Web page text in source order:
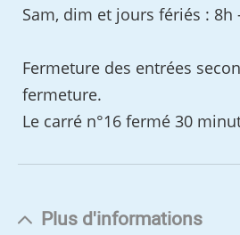
Sam, dim et jours fériés : 8h
Fermeture des entrées
fermeture.
Le carré n°16 fermé 30
Plus d'informations